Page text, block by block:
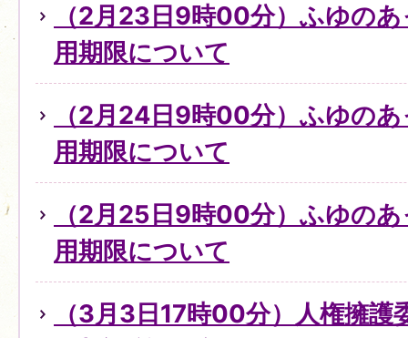
（2月23日9時00分）ふゆの
用期限について
（2月24日9時00分）ふゆの
用期限について
（2月25日9時00分）ふゆの
用期限について
（3月3日17時00分）人権擁護